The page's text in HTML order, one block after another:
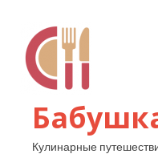
Кулинарные